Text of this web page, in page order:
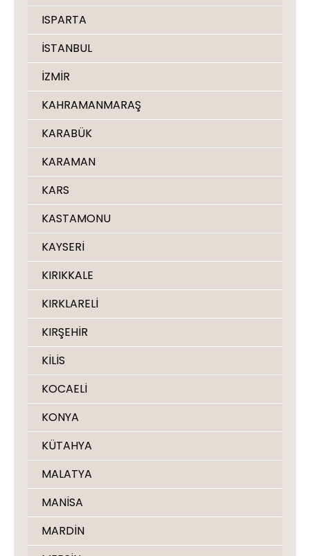
ISPARTA
İSTANBUL
İZMİR
KAHRAMANMARAŞ
KARABÜK
KARAMAN
KARS
KASTAMONU
KAYSERİ
KIRIKKALE
KIRKLARELİ
KIRŞEHİR
KİLİS
KOCAELİ
KONYA
KÜTAHYA
MALATYA
MANİSA
MARDİN